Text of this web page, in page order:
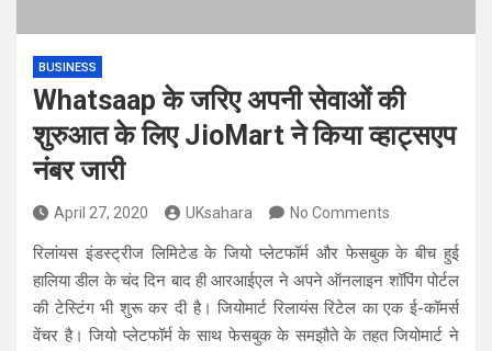
BUSINESS
Whatsaap के जरिए अपनी सेवाओं की
शुरुआत के लिए JioMart ने किया व्हाट्सएप
नंबर जारी
April 27, 2020 UKsahara No Comments
रिलांयस इंडस्ट्रीज लिमिटेड के जियो प्लेटफॉर्म और फेसबुक के बीच हुई
हालिया डील के चंद दिन बाद ही आरआईएल ने अपने ऑनलाइन शॉपिंग पोर्टल
की टेस्टिंग भी शुरू कर दी है। जियोमार्ट रिलायंस रिटेल का एक ई-कॉमर्स
वेंचर है। जियो प्लेटफॉर्म के साथ फेसबुक के समझौते के तहत जियोमार्ट ने